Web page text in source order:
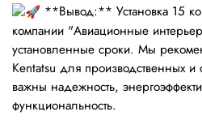
**Вывод:** Установка 15
компании "Авиационные
установленные сроки. Мы
Kentatsu для производственных
важны надежность,
функциональность.